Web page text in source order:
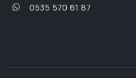
0535 570 61 87